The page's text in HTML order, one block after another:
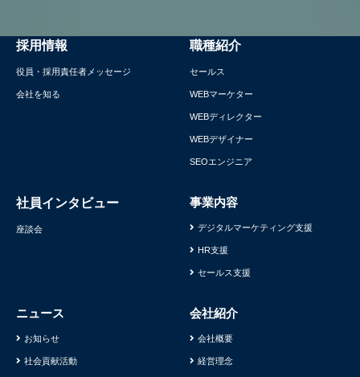
採用情報
役員・採用責任者メッセージ
会社を知る
職種紹介
セールス
WEBマーケター
WEBディレクター
WEBデザイナー
SEOエンジニア
社員インタビュー
座談会
事業内容
デジタルマーケティング支援
HR支援
セールス支援
ニュース
お知らせ
社会貢献活動
会社紹介
会社概要
経営理念